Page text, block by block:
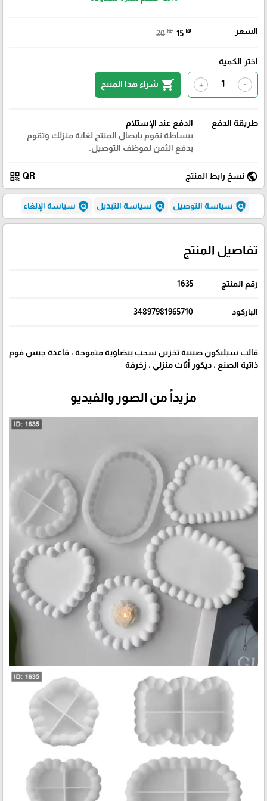
السعر 20 ₪ 15 ₪
اختر الكمية
-
+
shopping_cart شراء هذا المنتج
طريقة الدفع
الدفع عند الإستلام
ببساطة نقوم بايصال المنتج لغاية منزلك وتقوم
بدفع الثمن لموظف التوصيل.
public نسخ رابط المنتج QR
qr_code
policy سياسة التوصيل policy سياسة التبديل policy سياسة الإلغاء
تفاصيل المنتج
رقم المنتج 1635
الباركود 34897981965710
قالب سيليكون صينية تخزين سحب بيضاوية متموجة ، قاعدة جبس فوم
ذاتية الصنع ، ديكور أثاث منزلي ، زخرفة
مزيداً من الصور والفيديو